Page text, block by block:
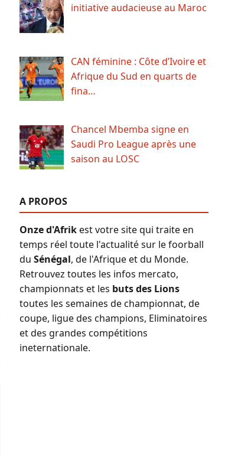
initiative audacieuse au Maroc
CAN féminine : Côte d’Ivoire et
Afrique du Sud en quarts de
fina…
Chancel Mbemba signe en
Saudi Pro League après une
saison au LOSC
A PROPOS
Onze d'Afrikest votre site qui traite en
temps réel toute l'actualité sur le foorball
du Sénégal, de l'Afrique et du Monde.
Retrouvez toutes les infos mercato,
championnats et les buts des Lions
toutes les semaines de championnat, de
coupe, ligue des champions, Eliminatoires
et des grandes compétitions
ineternationale.